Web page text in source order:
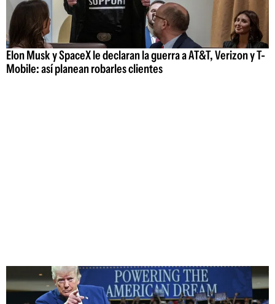
Elon Musk y SpaceX le declaran la guerra a AT&T, Verizon y T-
Mobile: así planean robarles clientes